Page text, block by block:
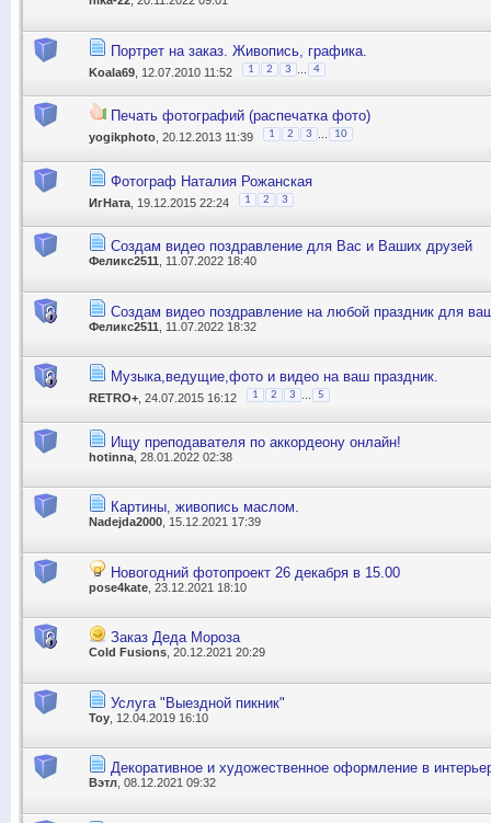
Портрет на заказ. Живопись, графика.
Koala69 , 12.07.2010 11:52 1 2 3 4
Печать фотографий (распечатка фото)
yogikphoto , 20.12.2013 11:39 1 2 3 10
Фотограф Наталия Рожанская
ИгНата , 19.12.2015 22:24 1 2 3
Создам видео поздравление для Вас и Ваших друзей
Феликс2511 , 11.07.2022 18:40
Создам видео поздравление на любой праздник для
Феликс2511 , 11.07.2022 18:32
Музыка,ведущие,фото и видео на ваш праздник.
RETRO+ , 24.07.2015 16:12 1 2 3 5
Ищу преподавателя по аккордеону онлайн!
hotinna , 28.01.2022 02:38
Картины, живопись маслом.
Nadejda2000 , 15.12.2021 17:39
Новогодний фотопроект 26 декабря в 15.00
pose4kate , 23.12.2021 18:10
Заказ Деда Мороза
Cold Fusions , 20.12.2021 20:29
Услуга "Выездной пикник"
Toy , 12.04.2019 16:10
Декоративное и художественное оформление в
Вэтл , 08.12.2021 09:32